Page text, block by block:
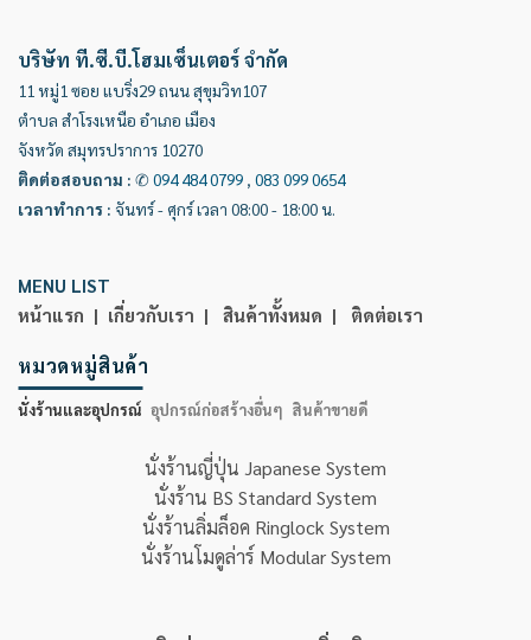
บริษัท ที.ซี.บี.โฮมเซ็นเตอร์ จำกัด
11 หมู่1 ซอย แบริ่ง29 ถนน สุขุมวิท107
ตำบล สำโรงเหนือ อำเภอ เมือง
จังหวัด สมุทรปราการ 10270
ติดต่อสอบถาม : ✆ 094 484 0799 083 099 0654
เวลาทำการ : จันทร์ - ศุกร์ เวลา 08:00 - 18:00 น.
MENU LIST
หน้าแรก | เกี่ยวกับเรา | สินค้าทั้งหมด | ติดต่อเรา
หมวดหมู่สินค้า
นั่งร้านและอุปกรณ์ อุปกรณ์ก่อสร้างอื่นๆ สินค้าขายดี
นั่งร้านญี่ปุ่น Japanese System
นั่งร้าน BS Standard System
นั่งร้านลิ่มล็อค Ringlock System
นั่งร้านโมดูล่าร์ Modular System